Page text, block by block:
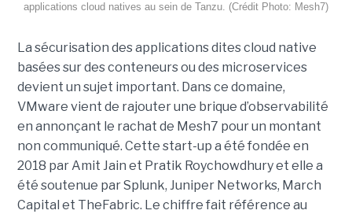
applications cloud natives au sein de Tanzu. (Crédit Photo: Mesh7)
La sécurisation des applications dites cloud native
basées sur des conteneurs ou des microservices
devient un sujet important. Dans ce domaine,
VMware vient de rajouter une brique d’observabilité
en annonçant le rachat de Mesh7 pour un montant
non communiqué. Cette start-up a été fondée en
2018 par Amit Jain et Pratik Roychowdhury et elle a
été soutenue par Splunk, Juniper Networks, March
Capital et TheFabric. Le chiffre fait référence au